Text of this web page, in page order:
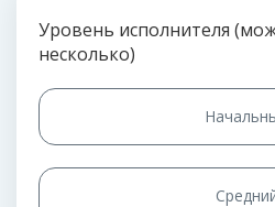
Уровень исполнителя
несколько)